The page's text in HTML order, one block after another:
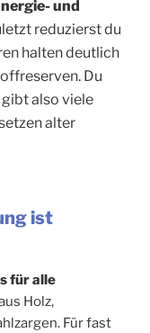
und
reduzierst du
halten deutlich
Du
also viele
alter
ist
für alle
Holz,
Für fast